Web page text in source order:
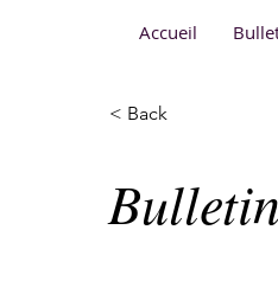
Accueil
< Back